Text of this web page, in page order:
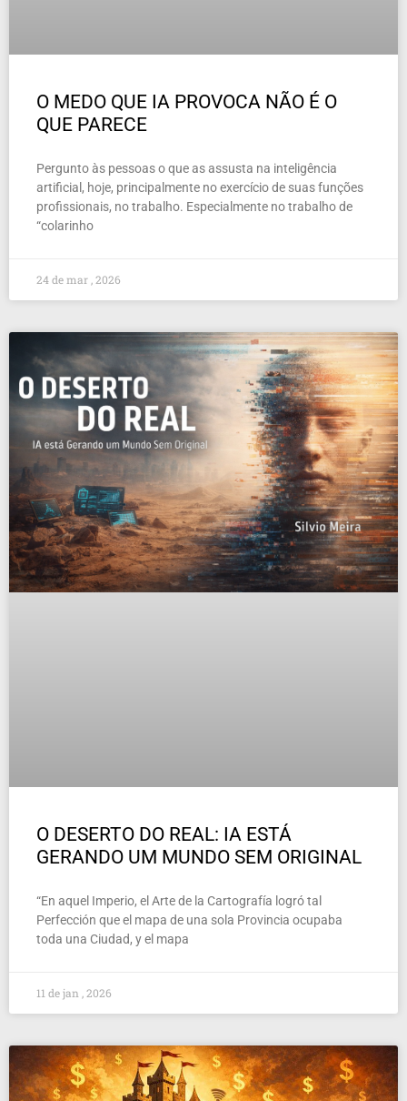
O MEDO QUE IA PROVOCA NÃO É O
QUE PARECE
Pergunto às pessoas o que as assusta na inteligência
artificial, hoje, principalmente no exercício de suas funções
profissionais, no trabalho. Especialmente no trabalho de
“colarinho
24 de mar , 2026
O DESERTO DO REAL: IA ESTÁ
GERANDO UM MUNDO SEM ORIGINAL
“En aquel Imperio, el Arte de la Cartografía logró tal
Perfección que el mapa de una sola Provincia ocupaba
toda una Ciudad, y el mapa
11 de jan , 2026